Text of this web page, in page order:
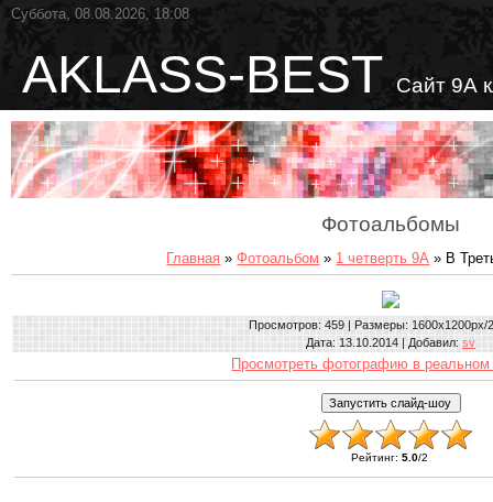
Суббота, 08.08.2026, 18:08
AKLASS-BEST Сайт 9А
Фотоальбомы
Главная »Фотоальбом » 1 четверть 9А » В
Просмотров: 459 | Размеры: 1600x1200px/
Дата: 13.10.2014 | Добавил: sv
Просмотреть фотографию в реальном
Рейтинг:5.0/2